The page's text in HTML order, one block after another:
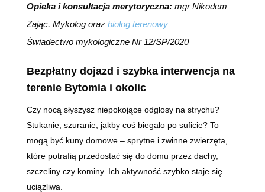
Opieka i konsultacja merytoryczna:mgr Nikodem
Zając, Mykolog oraz biolog terenowy
Świadectwo mykologiczne Nr 12/SP/2020
Bezpłatny dojazd i szybka interwencja na
terenie Bytomia i okolic
Czy nocą słyszysz niepokojące odgłosy na strychu?
Stukanie, szuranie, jakby coś biegało po suficie? To
mogą być kuny domowe – sprytne i zwinne zwierzęta,
które potrafią przedostać się do domu przez dachy,
szczeliny czy kominy. Ich aktywność szybko staje się
uciążliwa.